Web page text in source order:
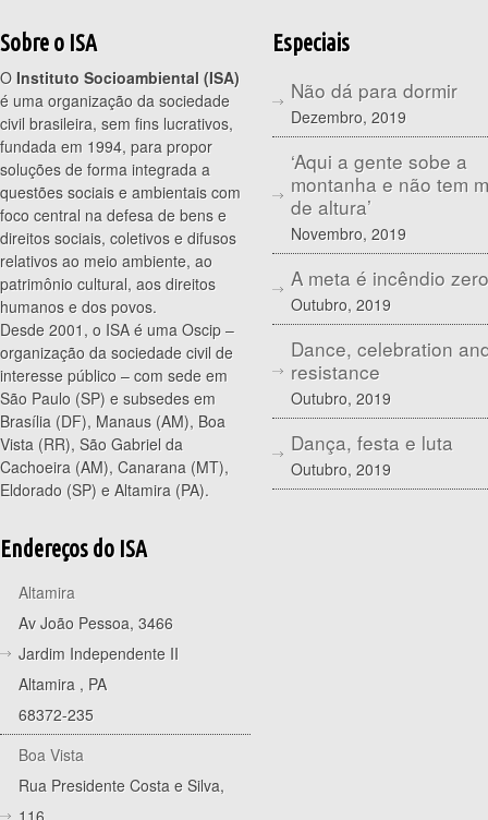
Sobre o ISA
O Instituto Socioambiental (ISA)
é uma organização da sociedade
civil brasileira, sem fins lucrativos,
fundada em 1994, para propor
soluções de forma integrada a
questões sociais e ambientais com
foco central na defesa de bens e
direitos sociais, coletivos e difusos
relativos ao meio ambiente, ao
patrimônio cultural, aos direitos
humanos e dos povos.
Desde 2001, o ISA é uma Oscip –
organização da sociedade civil de
interesse público – com sede em
São Paulo (SP) e subsedes em
Brasília (DF), Manaus (AM), Boa
Vista (RR), São Gabriel da
Cachoeira (AM), Canarana (MT),
Eldorado (SP) e Altamira (PA).
Endereços do ISA
Altamira
Av João Pessoa, 3466
Jardim Independente II
Altamira , PA
68372-235
Boa Vista
Rua Presidente Costa e Silva,
116
Especiais
Não dá para dormir
Dezembro, 2019
‘Aqui a gente sobe a
montanha e não tem
de altura’
Novembro, 2019
A meta é incêndio zero
Outubro, 2019
Dance, celebration
resistance
Outubro, 2019
Dança, festa e luta
Outubro, 2019